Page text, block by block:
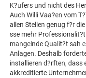
K?ufers und nicht des
Auch Willi Vaa?en vom
allen Stellen genug f?r
sse mehr
mangelnde Qualit?t sah
Anlagen. Deshalb
installieren d?rften, dass
akkreditierte